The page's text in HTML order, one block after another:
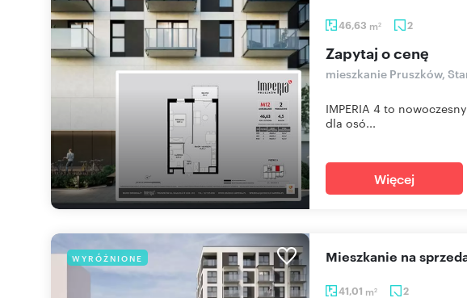
46,63 m2 2
Zapytaj o cenę
mieszkanie Pruszków,
IMPERIA 4 to
dla osó...
Więcej
WYRÓŻNIONE
41,01 m2 2
mieszkanie na